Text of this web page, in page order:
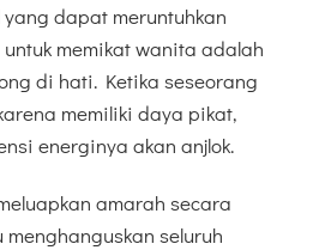
dapat meruntuhkan
memikat wanita adalah
di hati. Ketika seseorang
memiliki daya pikat,
energinya akan anjlok.
amarah secara
seluruh